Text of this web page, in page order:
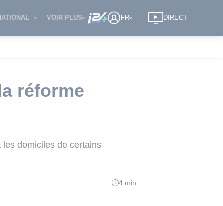
VOIR PLUS FR DIRECT
réforme
domiciles de certains
4 min